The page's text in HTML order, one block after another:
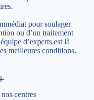
pour soulager
ou d’un traitement
d’experts est là
meilleures conditions.
centres